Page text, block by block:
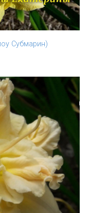
Субмарин)